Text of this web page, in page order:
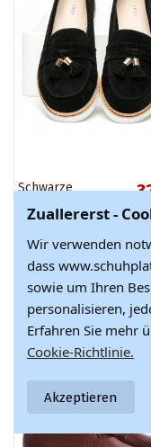
Schwarze
Wildleder
Winter OUTLET
-40%
Zuallererst -
Wir verwenden
dass
sowie um Ihren
personalisieren,
Erfahren Sie mehr
Cookie-Richtlinie.
Akzeptieren